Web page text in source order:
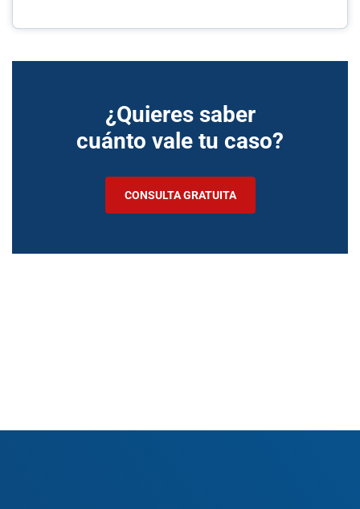
¿Quieres saber
cuánto vale tu caso?
CONSULTA GRATUITA